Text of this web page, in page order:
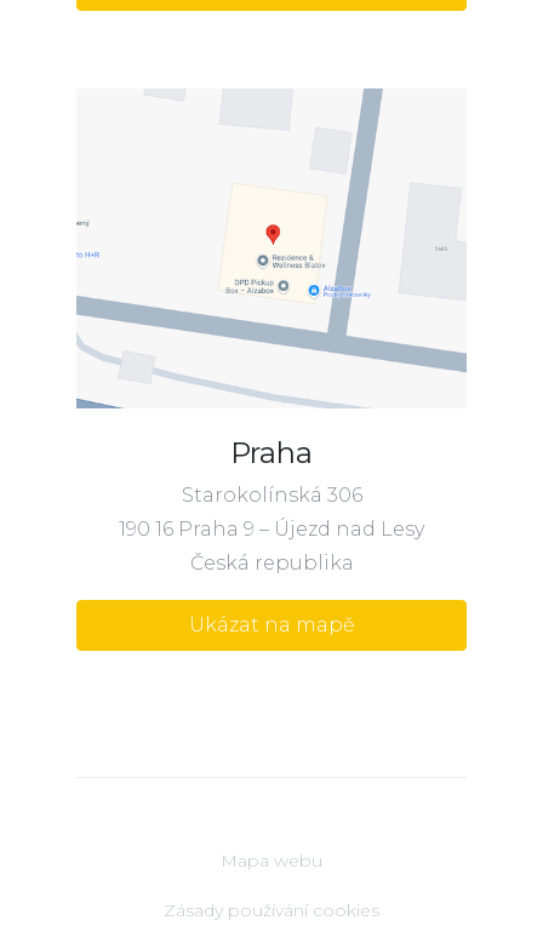
Praha
Starokolínská 306
190 16 Praha 9 – Újezd nad Lesy
Česká republika
Ukázat na mapě
Mapa webu
Zásady používání cookies